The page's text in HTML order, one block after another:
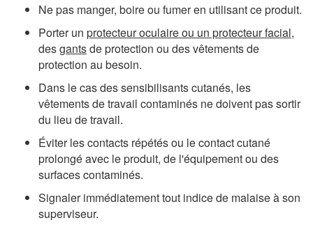
Ne pas manger, boire ou fumer en utilisant ce produit.
Porter un protecteur oculaire ou un protecteur facial,
desgantsde protection ou des vêtements de
protection au besoin.
Dans le cas des sensibilisants cutanés, les
vêtements de travail contaminés ne doivent pas sortir
du lieu de travail.
Éviter les contacts répétés ou le contact cutané
prolongé avec le produit, de l'équipement ou des
surfaces contaminés.
Signaler immédiatement tout indice de malaise à son
superviseur.